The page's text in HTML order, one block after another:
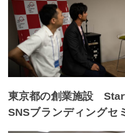
東京都の創業施設
SNSブランディングセ